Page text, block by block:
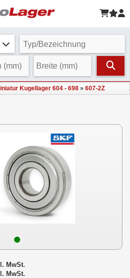
Kugellager 604 - 698 » 607-2Z
MwSt.
MwSt.